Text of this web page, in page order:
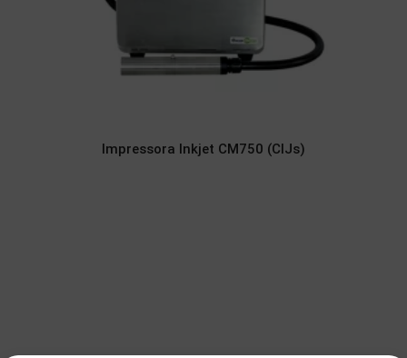
Impressora Inkjet CM750 (CIJs)